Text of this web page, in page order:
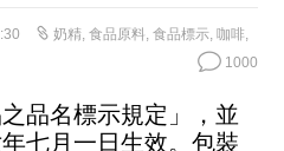
奶精, 食品原料, 食品標示, 咖啡,
1000
品名標示規定」，並
七月一日生效。包裝